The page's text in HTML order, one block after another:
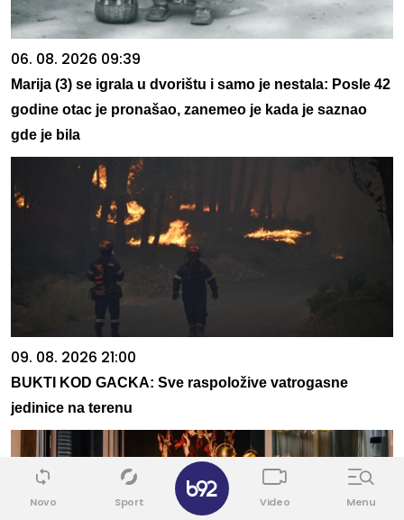
06. 08. 2026 09:39
Marija (3) se igrala u dvorištu i samo je nestala: Posle 42
godine otac je pronašao, zanemeo je kada je saznao
gde je bila
09. 08. 2026 21:00
BUKTI KOD GACKA: Sve raspoložive vatrogasne
jedinice na terenu
Novo Sport Video Menu
✕